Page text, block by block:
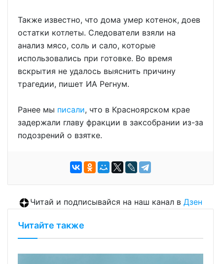
Также известно, что дома умер котенок, доев
остатки котлеты. Следователи взяли на
анализ мясо, соль и сало, которые
использовались при готовке. Во время
вскрытия не удалось выяснить причину
трагедии, пишет ИА Регнум.
Ранее мы писали, что в Красноярском крае
задержали главу фракции в заксобрании из-за
подозрений о взятке.
Читай и подписывайся на наш канал в Дзен
Читайте также